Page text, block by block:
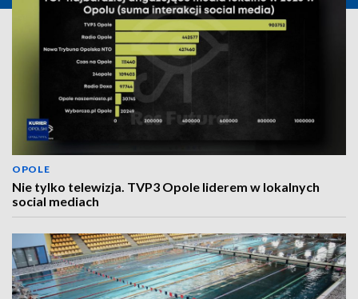
OPOLE
Nie tylko telewizja. TVP3 Opole liderem w lokalnych
social mediach